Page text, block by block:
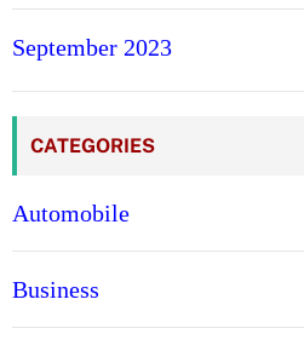
September 2023
CATEGORIES
Automobile
Business